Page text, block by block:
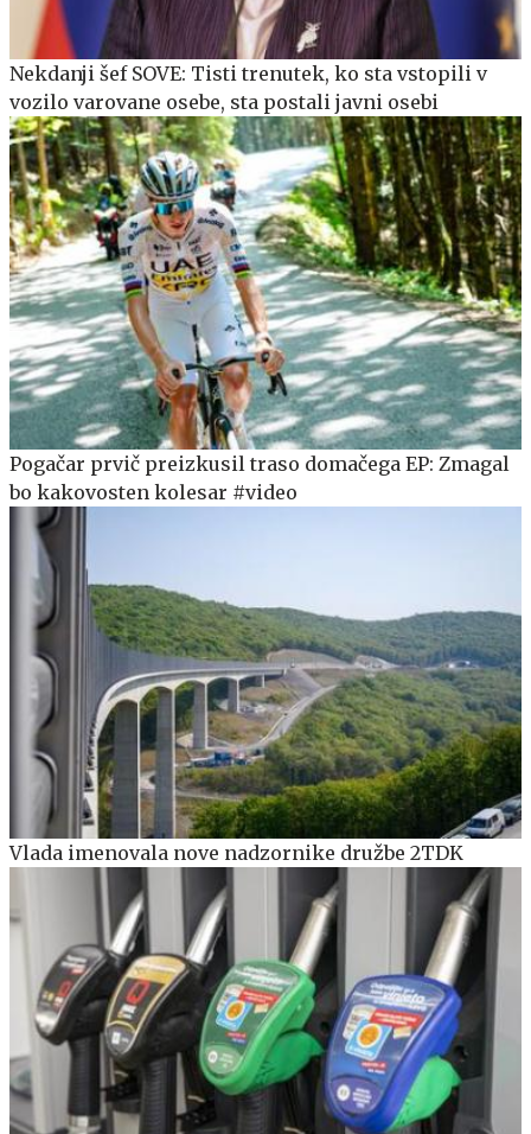
Nekdanji šef SOVE: Tisti trenutek, ko sta vstopili v
vozilo varovane osebe, sta postali javni osebi
Pogačar prvič preizkusil traso domačega EP: Zmagal
bo kakovosten kolesar #video
Vlada imenovala nove nadzornike družbe 2TDK